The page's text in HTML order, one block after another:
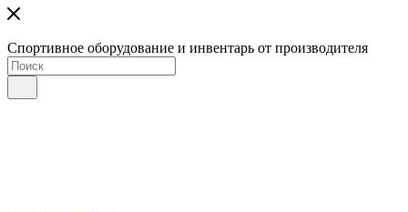
Спортивное оборудование и инвентарь от производителя